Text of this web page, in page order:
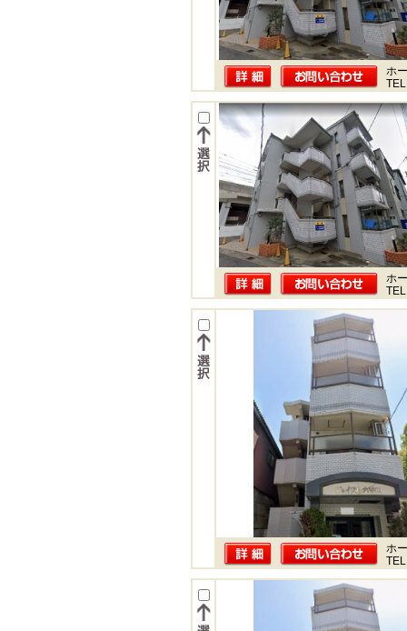
ホ
ホ
ホ